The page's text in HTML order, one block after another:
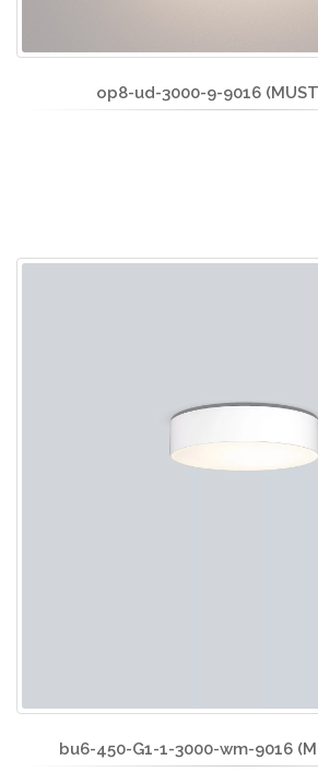
op8-ud-3000-9-9016
bu6-450-G1-1-3000-wm-9016